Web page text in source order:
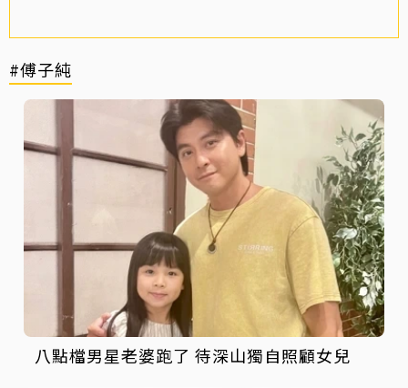
#傅子純
八點檔男星老婆跑了 待深山獨自照顧女兒